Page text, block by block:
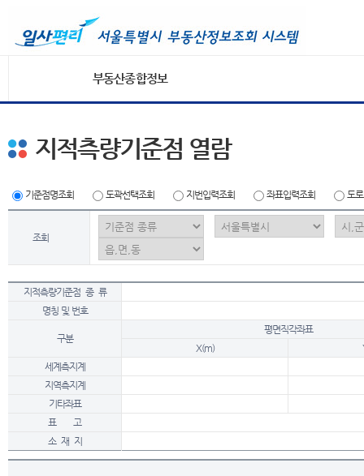
부동산종합정보
지적측량기준점 열람
기준점명조회 도곽선택조회 지번입력조회 좌표입력조회 도
조회
지적측량기준점 종 류
명칭 및 번호
구분
평면직각좌표
X(m)
세계측지계
지역측지계
기타좌표
표 고
소 재 지